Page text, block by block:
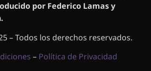
por Federico Lamas y
– Todos los derechos reservados.
– Política de Privacidad